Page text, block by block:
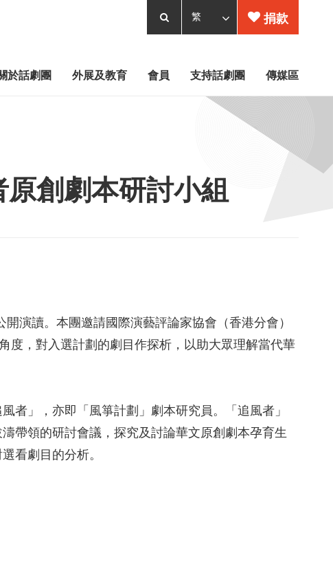
於話劇團 外展及教育 會員 支持話劇團 傳媒區
捐款
創劇本研討小組
演讀。本團邀請國際演藝評論家協會（香港分會）
度，對入選計劃的劇目作探析，以助大眾理解當代華
者」，亦即「風箏計劃」劇本研究員。「追風者」
帶領的研討會議，探究及討論華文原創劇本孕育生
看劇目的分析。